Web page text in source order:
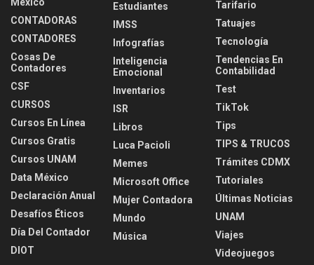
CONTADORAS
CONTADORES
Cosas De
Contadores
CSF
CURSOS
Cursos En Línea
Cursos Gratis
Cursos UNAM
Data México
Declaración Anual
Desafíos Éticos
Día Del Contador
DIOT
Estudiantes
IMSS
Infografías
Inteligencia
Emocional
Inventarios
ISR
Libros
Luca Pacioli
Memes
Microsoft Office
Mujer Contadora
Mundo
Música
Tarifario
Tatuajes
Tecnología
Tendencias En
Contabilidad
Test
TikTok
Tips
TIPS & TRUCOS
Trámites CDMX
Tutoriales
Últimas Noticias
UNAM
Viajes
Videojuegos